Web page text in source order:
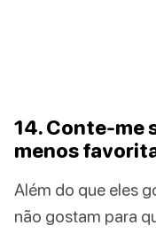
14. Conte-me
menos
Além do que eles
não gostam para